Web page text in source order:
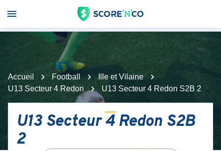
Accueil Football
Ille et Vilaine
U13 Secteur 4 Redon
U13 Secteur 4 Redon S2B 2
U13 Secteur 4 Redon S2B
2